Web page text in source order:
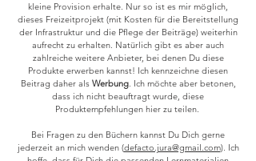
kleine Provision erhalte. Nur so ist es mir möglich,
dieses Freizeitprojekt (mit Kosten für die Bereitstellung
der Infrastruktur und die Pflege der Beiträge) weiterhin
aufrecht zu erhalten. Natürlich gibt es aber auch
zahlreiche weitere Anbieter, bei denen Du diese
Produkte erwerben kannst! Ich kennzeichne diesen
Beitrag daher als Werbung. Ich möchte aber betonen,
dass ich nicht beauftragt wurde, diese
Produktempfehlungen hier zu teilen.
Bei Fragen zu den Büchern kannst Du Dich gerne
jederzeit an mich wenden (defacto.jura@gmail.com). Ich